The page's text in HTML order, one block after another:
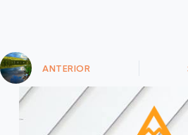
ANTERIOR